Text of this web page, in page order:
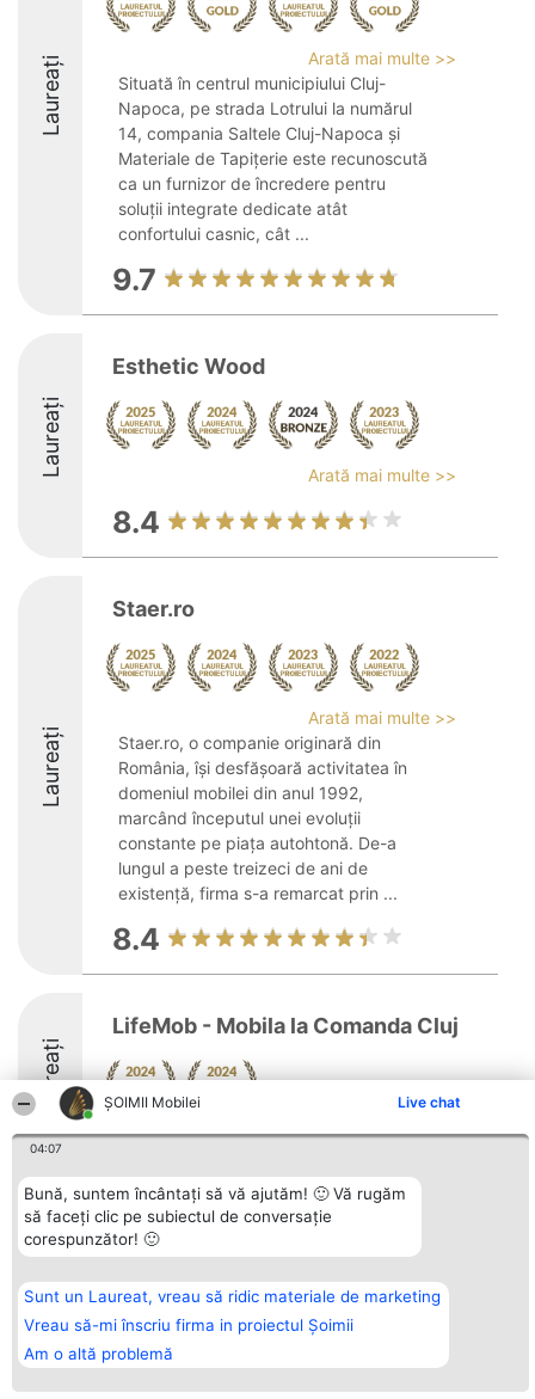
ȘOIMII Mobilei Live chat
04:07
Bună, suntem încântați să vă ajutăm! 🙂 Vă rugăm
să faceți clic pe subiectul de conversație
corespunzător! 🙂
Sunt un Laureat, vreau să ridic materiale de marketing
Vreau să-mi înscriu firma in proiectul Șoimii
Am o altă problemă
Laureați
Arată mai multe >>
Situată în centrul municipiului Cluj-
Napoca, pe strada Lotrului la numărul
14, compania Saltele Cluj-Napoca și
Materiale de Tapițerie este recunoscută
ca un furnizor de încredere pentru
soluții integrate dedicate atât
confortului casnic, cât ...
9.7
Laureați
Esthetic Wood
Arată mai multe >>
8.4
Laureați
Staer.ro
Arată mai multe >>
Staer.ro, o companie originară din
România, își desfășoară activitatea în
domeniul mobilei din anul 1992,
marcând începutul unei evoluții
constante pe piața autohtonă. De-a
lungul a peste treizeci de ani de
existență, firma s-a remarcat prin ...
8.4
Laureați
LifeMob - Mobila la Comanda Cluj
Organizator Ranking
BRIGHT SOLUTIONS BR SRL
Sc. A Et. 4 Ap. 13 Cod 061952
București
CUI 36737675
tel: +40 770 990 492
Plebiscyt
Laureaților
Reguli
Politica de